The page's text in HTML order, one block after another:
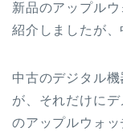
新品のアップル
紹介しましたが
中古のデジタル
が、それだけに
のアップルウォッ